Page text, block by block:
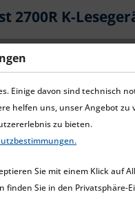
2700R K-
Einige davon sind technisch
helfen uns, unser Angebot zu
zu bieten.
Sie mit einem Klick auf
finden Sie in den Privatsphäre-